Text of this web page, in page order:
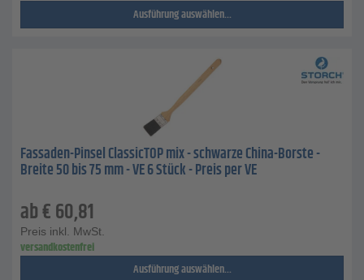
Ausführung auswählen...
Fassaden-Pinsel ClassicTOP mix - schwarze China-Borste -
Breite 50 bis 75 mm - VE 6 Stück - Preis per VE
ab€60,81
Preis inkl. MwSt.
versandkostenfrei
Ausführung auswählen...